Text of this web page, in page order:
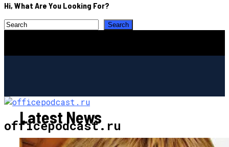
Hi, What Are You Looking For?
officepodcast.ru
Latest News